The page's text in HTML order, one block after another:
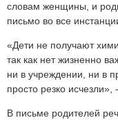
словам женщины, и
письмо во все
«Дети не получают
так как нет жизненно
ни в учреждении, ни в
просто резко исчезли»,
В письме родителей